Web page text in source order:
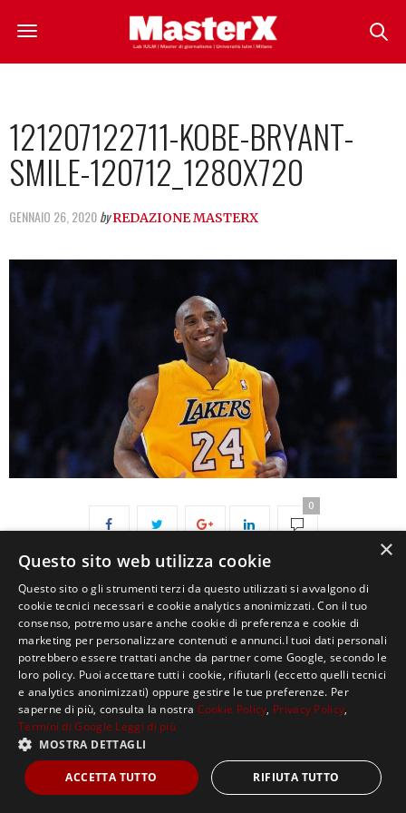
121207122711-KOBE-BRYANT-
SMILE-120712_1280X720
GENNAIO 26, 2020by REDAZIONE MASTERX
0
Copyright ©2021, MASTERX Tutti i diritti riservati.
×
Questo sito web utilizza cookie
Questo sito o gli strumenti terzi da questo utilizzati si avvalgono di
cookie tecnici necessari e cookie analytics anonimizzati. Con il tuo
consenso, potremo usare anche cookie di preferenza e cookie di
marketing per personalizzare contenuti e annunci.I tuoi dati personali
potrebbero essere trattati anche da partner come Google, secondo le
loro policy. Puoi accettare tutti i cookie, rifiutarli (eccetto quelli tecnici
e analytics anonimizzati) oppure gestire le tue preferenze. Per
saperne di più, consulta la nostra Cookie Policy, Privacy Policy,
Termini di Google Leggi di più
MOSTRA DETTAGLI
ACCETTA TUTTO RIFIUTA TUTTO